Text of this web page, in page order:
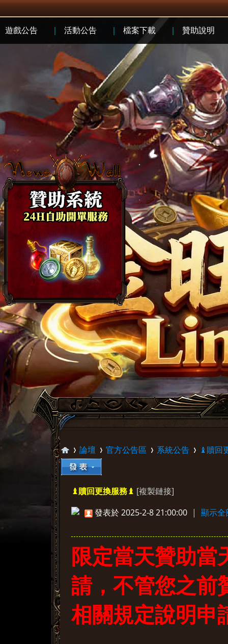
»
論壇
›
官方公告區
›
系統公告 ♝贖回
♝贖回更換服務♝ [複製鏈接]
發表於 2025-2-8 21:00:00 | 顯示全
限定當天贊助當
請，不管您之前
相關規定說明申